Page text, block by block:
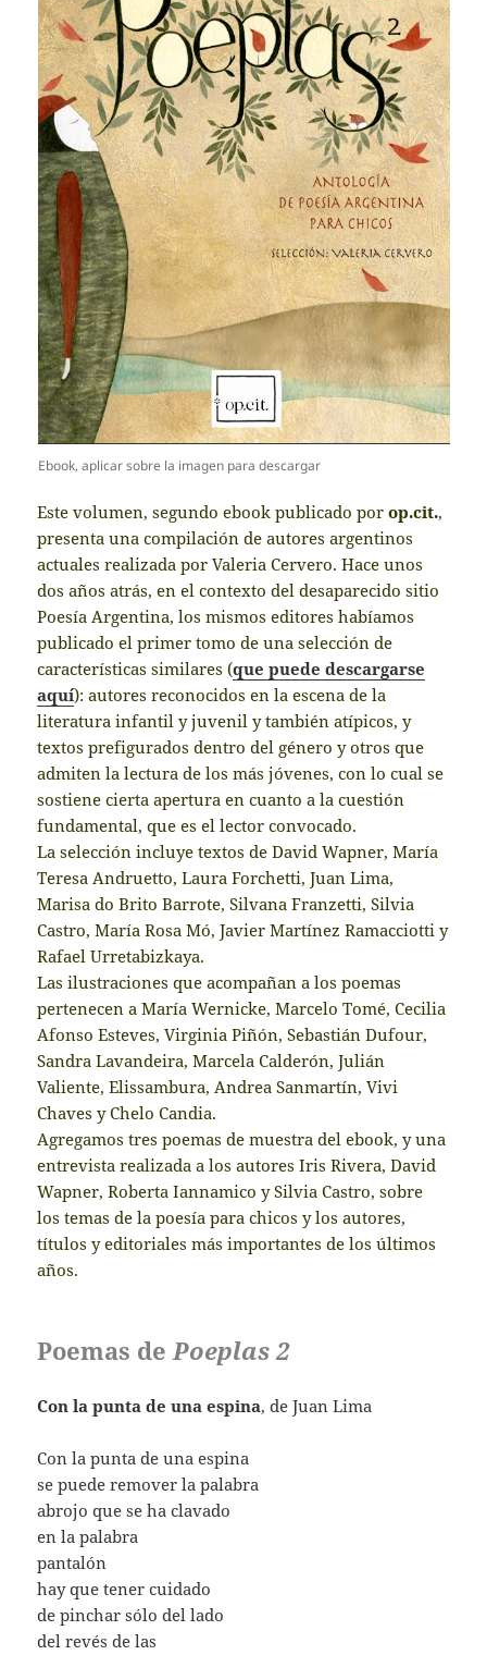
Ebook, aplicar sobre la imagen para descargar
Este volumen, segundo ebook publicado porop.cit.,
presenta una compilación de autores argentinos
actuales realizada por Valeria Cervero. Hace unos
dos años atrás, en el contexto del desaparecido sitio
Poesía Argentina, los mismos editores habíamos
publicado el primer tomo de una selección de
características similares (que puede descargarse
aquí): autores reconocidos en la escena de la
literatura infantil y juvenil y también atípicos, y
textos prefigurados dentro del género y otros que
admiten la lectura de los más jóvenes, con lo cual se
sostiene cierta apertura en cuanto a la cuestión
fundamental, que es el lector convocado.
La selección incluye textos de David Wapner, María
Teresa Andruetto, Laura Forchetti, Juan Lima,
Marisa do Brito Barrote, Silvana Franzetti, Silvia
Castro, María Rosa Mó, Javier Martínez Ramacciotti y
Rafael Urretabizkaya.
Las ilustraciones que acompañan a los poemas
pertenecen a María Wernicke, Marcelo Tomé, Cecilia
Afonso Esteves, Virginia Piñón, Sebastián Dufour,
Sandra Lavandeira, Marcela Calderón, Julián
Valiente, Elissambura, Andrea Sanmartín, Vivi
Chaves y Chelo Candia.
Agregamos tres poemas de muestra del ebook, y una
entrevista realizada a los autores Iris Rivera, David
Wapner, Roberta Iannamico y Silvia Castro, sobre
los temas de la poesía para chicos y los autores,
títulos y editoriales más importantes de los últimos
años.
Poemas dePoeplas 2
Con la punta de una espina, de Juan Lima
Con la punta de una espina
se puede remover la palabra
abrojo que se ha clavado
en la palabra
pantalón
hay que tener cuidado
de pinchar sólo del lado
del revés de las